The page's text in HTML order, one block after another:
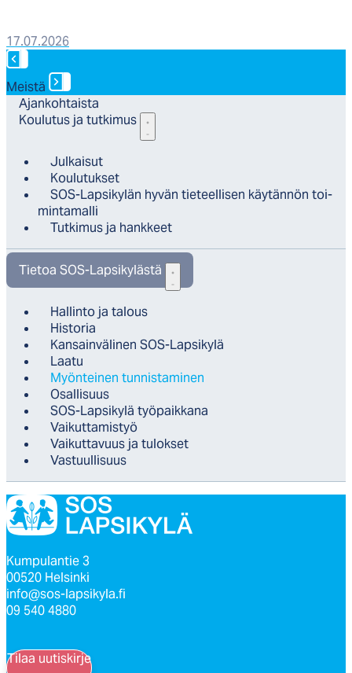
17.07.2026
Meistä
Ajan­koh­tais­ta
Kou­lu­tus ja tut­ki­mus
Jul­kai­sut
Kou­lu­tuk­set
SOS-Lap­si­ky­län hy­vän tie­teel­li­sen käy­tän­nön toi­
min­ta­mal­li
Tut­ki­mus ja hank­keet
Tie­toa SOS-Lap­si­ky­läs­tä
Hal­lin­to ja ta­lous
His­to­ria
Kan­sain­vä­li­nen SOS-Lap­si­ky­lä
Laa­tu
Myön­tei­nen tun­nis­ta­mi­nen
Osal­li­suus
SOS-Lap­si­ky­lä työ­paik­ka­na
Vai­kut­ta­mis­työ
Vai­kut­ta­vuus ja tu­lok­set
Vas­tuul­li­suus
Kumpulantie 3
00520 Helsinki
info@sos-lapsikyla.fi
09 540 4880
Tilaa uutiskirje